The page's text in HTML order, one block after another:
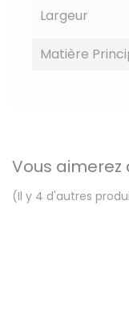
Largeur
Matière
Vous aimerez
(Il y 4 d'autres